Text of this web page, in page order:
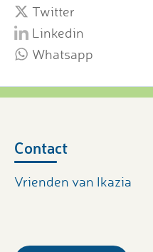
Twitter
Linkedin
Whatsapp
Contact
Vrienden van Ikazia